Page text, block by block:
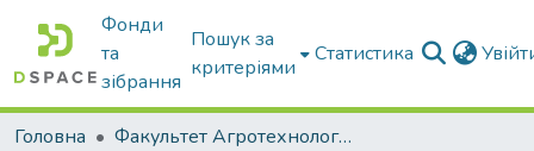
Фонди
та
зібрання
Пошук за
критеріями
Статистика
Головна
Факультет Агротехнологій та екології